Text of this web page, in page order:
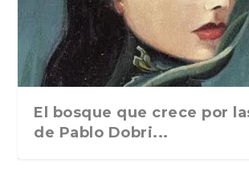
El bosque que crece por
de Pablo Dobri...